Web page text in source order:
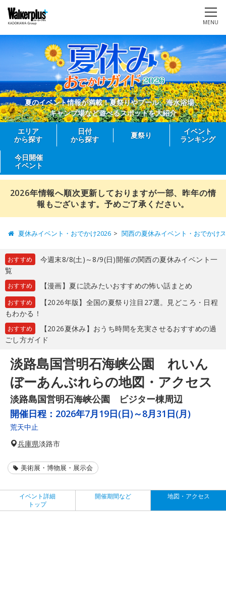
MENU
夏のイベント情報が満載！夏祭りやプール、海水浴場、
キャンプ場など遊べるスポットを大紹介
エリア
から探す
日付
から探す
夏祭り
イベント
ランキング
今日開催
イベント
2026年情報へ順次更新しておりますが一部、昨年の情
報もございます。予めご了承ください。
夏休みイベント・おでかけ2026 関西の夏休みイベント・おでかけ
おすすめ
今週末8/8(土)～8/9(日)開催の関西の夏休みイベント一
覧
おすすめ 【漫画】夏に読みたいおすすめの怖い話まとめ
おすすめ
【2026年版】全国の夏祭り注目27選。見どころ・日程
もわかる！
おすすめ
【2026夏休み】おうち時間を充実させるおすすめの過
ごし方ガイド
淡路島国営明石海峡公園 れいん
ぼーあんぶれらの地図・アクセス
淡路島国営明石海峡公園 ビジター棟周辺
開催日程： 2026年7月19日(日)～8月31日(月)
荒天中止
兵庫県淡路市
美術展・博物展・展示会
イベント詳細
トップ
開催期間など 地図・アクセス